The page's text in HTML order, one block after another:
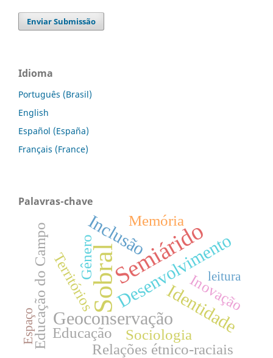
Enviar Submissão
Idioma
Português (Brasil)
English
Español (España)
Français (France)
Palavras-chave
SobralSemiárido
Geoconservação
Inclusão
Desenvolvimento
Identidade
Educação do Campo Educação
Relações étnico-raciais
Territórios
Gênero
Inovação
Sociologia
Memória
leitura
Espaço